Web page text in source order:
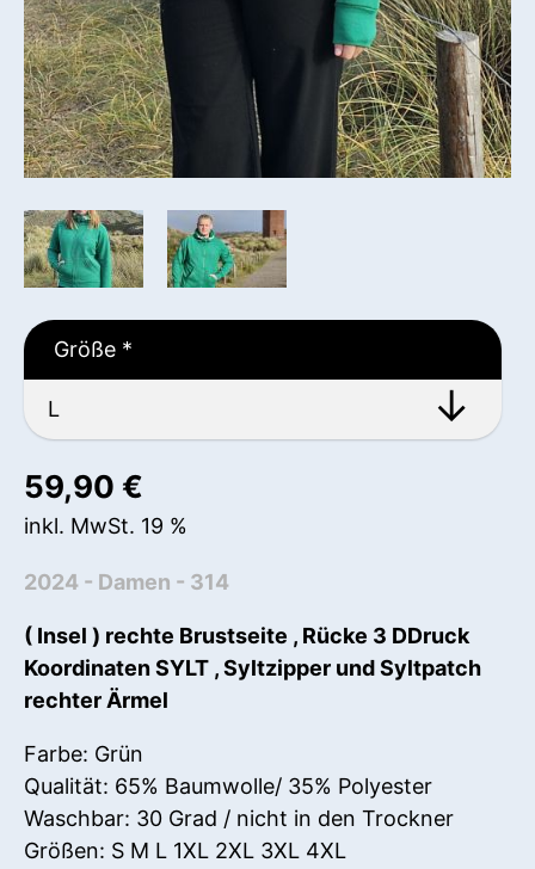
Größe *
59,90 €
inkl. MwSt. 19 %
2024 - Damen - 314
( Insel ) rechte Brustseite , Rücke 3 DDruck
Koordinaten SYLT , Syltzipper und Syltpatch
rechter Ärmel
Farbe: Grün
Qualität: 65% Baumwolle/ 35% Polyester
Waschbar: 30 Grad / nicht in den Trockner
Größen: S M L 1XL 2XL 3XL 4XL